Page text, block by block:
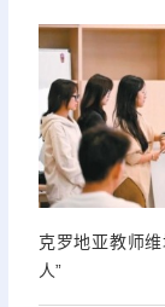
克罗地亚教师
人”